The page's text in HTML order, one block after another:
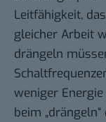
Leitfähigkeit,
gleicher Arbeit
drängeln
weniger
beim